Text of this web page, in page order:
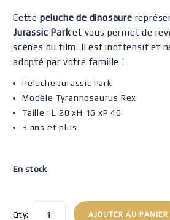
Cette peluche de dinosaure
Jurassic Parket vous permet de
scènes du film. Il est inoffensif et
adopté par votre famille !
Peluche Jurassic Park
Modèle Tyrannosaurus Rex
Taille :L 20 xH 16 xP 40
3 ans et plus
En stock
Qty: AJOUTER AU PANIER